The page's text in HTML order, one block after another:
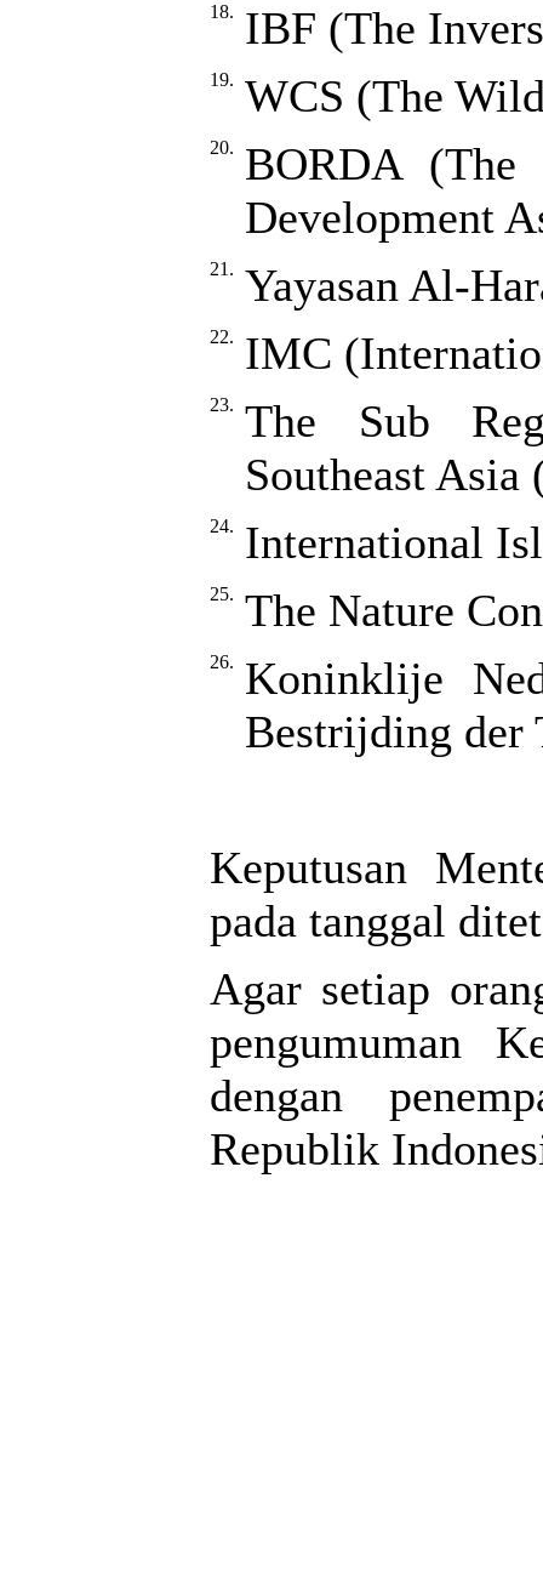
18. IBF (The
19. WCS (The
20.
BORDA (The
Development
21. Yayasan Al-
22. IMC
23. The Sub
Southeast Asia
24. International
25. The Nature
26.
Koninklije
Bestrijding der
Keputusan
pada tanggal
Agar setiap
pengumuman
dengan
Republik